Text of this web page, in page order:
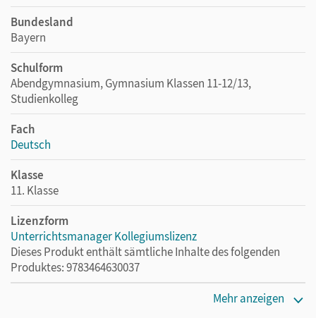
Bundesland
Bayern
Schulform
Abendgymnasium, Gymnasium Klassen 11-12/13,
Studienkolleg
Fach
Deutsch
Klasse
11. Klasse
Lizenzform
Unterrichtsmanager Kollegiumslizenz
Dieses Produkt enthält sämtliche Inhalte des folgenden
Produktes: 9783464630037
Mehr anzeigen